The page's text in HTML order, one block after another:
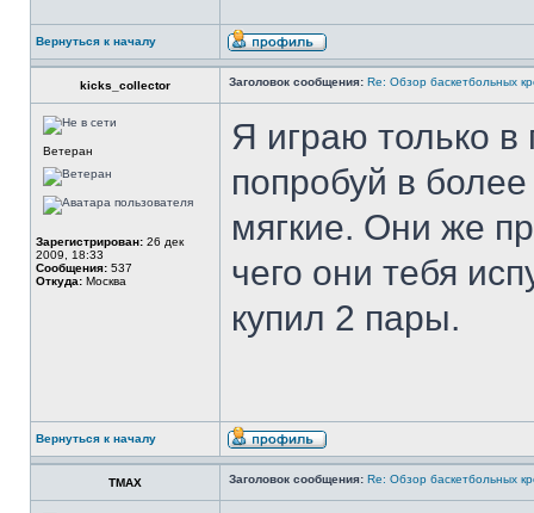
Вернуться к началу
kicks_collector Заголовок сообщения: Re: Обзор баскетбольных
Ветеран
Зарегистрирован: 26 дек
2009, 18:33
Сообщения: 537
Откуда: Москва
Я играю только в
попробуй в
мягкие. Они же
чего они тебя
купил 2 пары.
Вернуться к началу
TMAX Заголовок сообщения: Re: Обзор баскетбольных